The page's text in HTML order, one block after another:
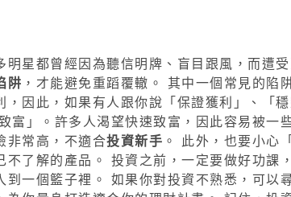
星都曾經因為聽信明牌、盲目跟風，而遭
阱 ，才能避免重蹈覆轍。 其中一個常見的陷
因此，如果有人跟你說「保證獲利」、「
富」。許多人渴望快速致富，因此容易被一
非常高，不適合投資新手 。 此外，也要小心
了解的產品。 投資之前，一定要做好功課
一個籃子裡。 如果你對投資不熟悉，可以